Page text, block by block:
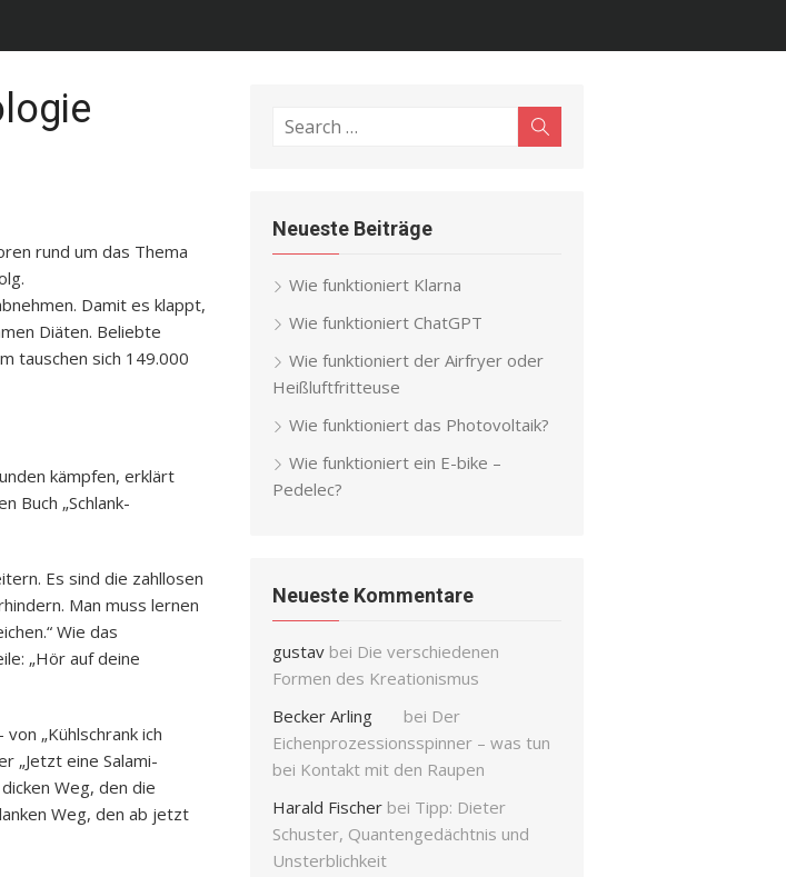
rund um das Thema
Damit es klappt,
Diäten. Beliebte
tauschen sich 149.000
kämpfen, erklärt
Buch „Schlank-
Es sind die zahllosen
Man muss lernen
Wie das
„Hör auf deine
„Kühlschrank ich
„Jetzt eine Salami-
Weg, den die
Weg, den ab jetzt
Search
Neueste Beiträge
Wie funktioniert Klarna
Wie funktioniert ChatGPT
Wie funktioniert der Airfryer oder
Heißluftfritteuse
Wie funktioniert das Photovoltaik?
Wie funktioniert ein E-bike –
Pedelec?
Neueste Kommentare
gustav bei Die verschiedenen
Formen des Kreationismus
Becker Arling
bei Der
Eichenprozessionsspinner – was tun
bei Kontakt mit den Raupen
Harald Fischer bei Tipp: Dieter
Schuster, Quantengedächtnis und
Unsterblichkeit